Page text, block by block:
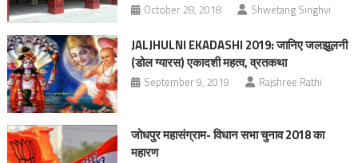
October 28, 2018 Shwetang Singhvi
JALJHULNI EKADASHI 2019: जानिए जलझूलनी
(डोल ग्यारस) एकादशी महत्व, व्रतकथा
September 9, 2019 Rajshree Rathi
जोधपुर महासंग्राम- विधान सभा चुनाव 2018 का
महारण